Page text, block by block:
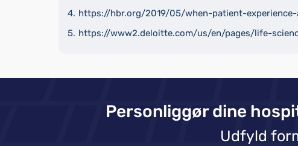
https://hbr.org/2019/05/when-patient-
https://www2.deloitte.com/us/en/pages/life-
Personliggør dine
Udfyld